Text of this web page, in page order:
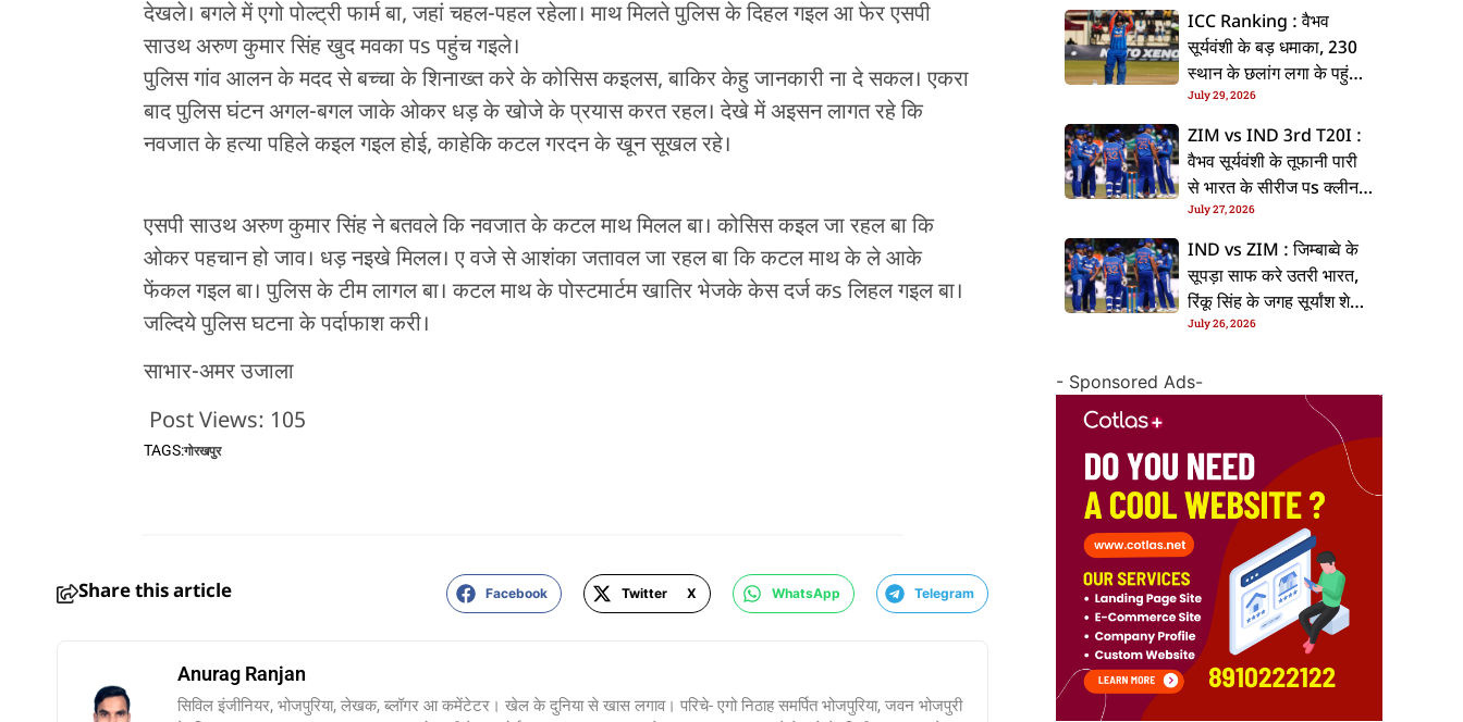
देखले। बगले में एगो पोल्ट्री फार्म बा, जहां चहल-पहल रहेला। माथ मिलते पुलिस के दिहल गइल आ फेर एसपी
साउथ अरुण कुमार सिंह खुद मवका पs पहुंच गइले।
पुलिस गांव आलन के मदद से बच्चा के शिनाख्त करे के कोसिस कइलस, बाकिर केहु जानकारी ना दे सकल। एकरा
बाद पुलिस घंटन अगल-बगल जाके ओकर धड़ के खोजे के प्रयास करत रहल। देखे में अइसन लागत रहे कि
नवजात के हत्या पहिले कइल गइल होई, काहेकि कटल गरदन के खून सूखल रहे।
एसपी साउथ अरुण कुमार सिंह ने बतवले कि नवजात के कटल माथ मिलल बा। कोसिस कइल जा रहल बा कि
ओकर पहचान हो जाव। धड़ नइखे मिलल। ए वजे से आशंका जतावल जा रहल बा कि कटल माथ के ले आके
फेंकल गइल बा। पुलिस के टीम लागल बा। कटल माथ के पोस्टमार्टम खातिर भेजके केस दर्ज कs लिहल गइल बा।
जल्दिये पुलिस घटना के पर्दाफाश करी।
साभार-अमर उजाला
Post Views: 105
TAGS:गोरखपुर
Share this article Facebook Twitter X WhatsApp Telegram
Anurag Ranjan
सिविल इंजीनियर, भोजपुरिया, लेखक, ब्लॉगर आ कमेंटेटर। खेल के दुनिया से खास लगाव। परिचे- एगो निठाह समर्पित भोजपुरिया, जवन भोजपुरी
ICC Ranking : वैभव
सूर्यवंशी के बड़ धमाका, 230
स्थान के छलांग लगा के पहुंचलें
48वां नंबर पs
July 29, 2026
ZIM vs IND 3rd T20I :
वैभव सूर्यवंशी के तूफानी पारी
से भारत के सीरीज पs क्लीन
स्वीप, जिम्बाब्वे 35 रन से
हारल
July 27, 2026
IND vs ZIM : जिम्बाब्वे के
सूपड़ा साफ करे उतरी भारत,
रिंकू सिंह के जगह सूर्यांश शेडगे
के मिल सकेला मवका
July 26, 2026
- Sponsored Ads-